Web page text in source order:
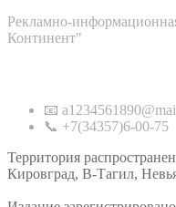
Рекламно-
Континент"
📧
📞 +7(34357)6-00-75
Территория
Кировград, В-Тагил,